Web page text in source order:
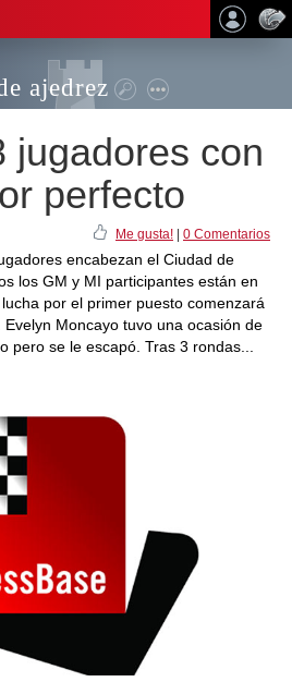
ajedrez
jugadores con
perfecto
Me gusta! 0 Comentarios
encabezan el Ciudad de
los GM y MI participantes están en
por el primer puesto comenzará
Moncayo tuvo una ocasión de
pero se le escapó. Tras 3 rondas...